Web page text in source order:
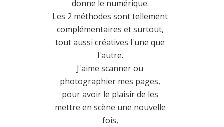
donne le numérique.
Les 2 méthodes sont tellement
complémentaires et surtout,
tout aussi créatives l'une que
l'autre.
J'aime scanner ou
photographier mes pages,
pour avoir le plaisir de les
mettre en scène une nouvelle
fois,